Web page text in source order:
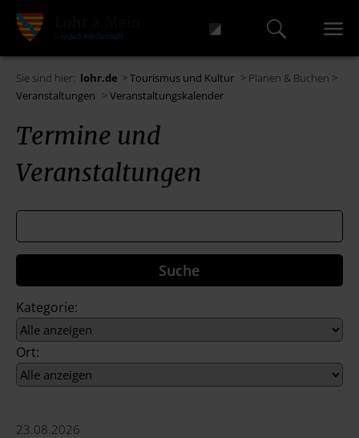
Sie sind hier: lohr.de > Tourismus und Kultur > Planen & Buchen >
Veranstaltungen > Veranstaltungskalender
Termine und
Veranstaltungen
Kategorie:
Ort:
23.08.2026